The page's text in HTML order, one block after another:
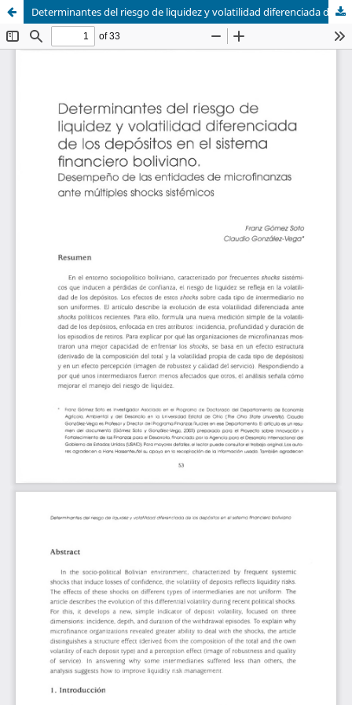
Determinantes del riesgo de liquidez y volatilidad diferenciada de los depósitos en el sistema financiero boliviano. Desempeño de las entidades de microfinanzas ante múltiples shocks sistémicos.